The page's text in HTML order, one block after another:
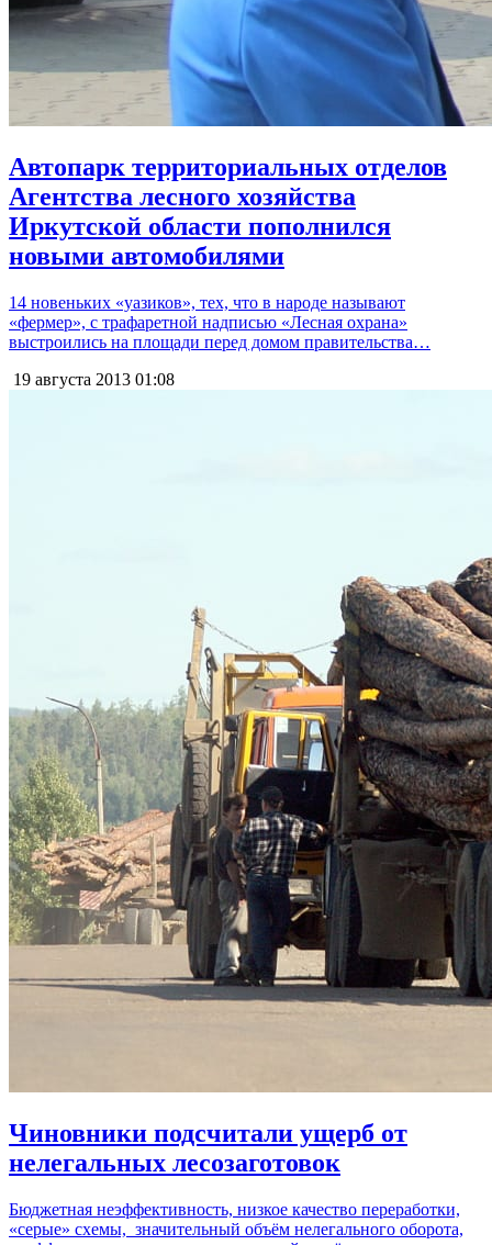
Автопарк территориальных отделов
Агентства лесного хозяйства
Иркутской области пополнился
новыми автомобилями
14 новеньких «уазиков», тех, что в народе называют
«фермер», с трафаретной надписью «Лесная охрана»
выстроились на площади перед домом правительства…
19 августа 2013 01:08
Чиновники подсчитали ущерб от
нелегальных лесозаготовок
Бюджетная неэффективность, низкое качество переработки,
«серые» схемы, значительный объём нелегального оборота,